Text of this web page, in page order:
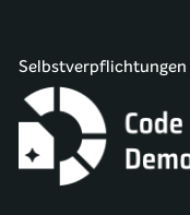
Selbstverpflichtungen